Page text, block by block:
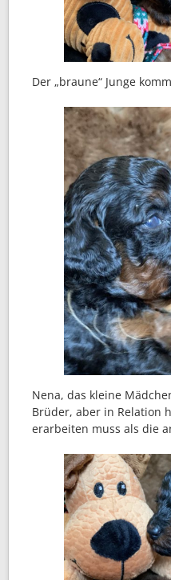
Der „braune“ Junge
Nena, das kleine
Brüder, aber in Relation
erarbeiten muss als die